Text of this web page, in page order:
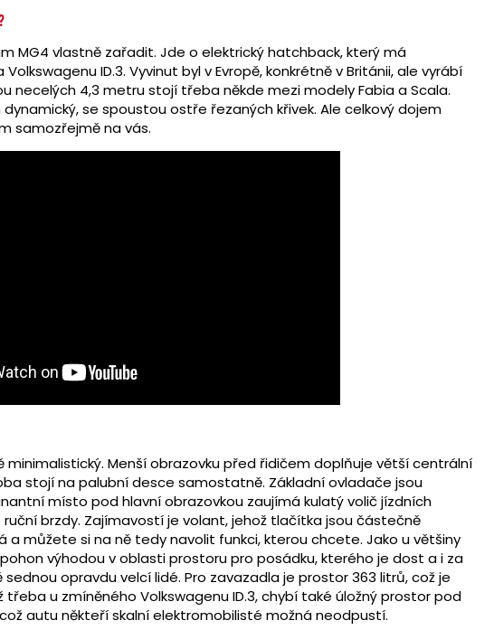
MG4 vlastně zařadit. Jde o elektrický hatchback, který má
ID.3. Vyvinut byl v Evropě, konkrétně v Británii, ale vyrábí
necelých 4,3 metru stojí třeba někde mezi modely Fabia a Scala.
dynamický, se spoustou ostře řezaných křivek. Ale celkový dojem
samozřejmě na vás.
minimalistický. Menší obrazovku před řidičem doplňuje větší centrální
stojí na palubní desce samostatně. Základní ovladače jsou
místo pod hlavní obrazovkou zaujímá kulatý volič jízdních
brzdy. Zajímavostí je volant, jehož tlačítka jsou částečně
a můžete si na ně tedy navolit funkci, kterou chcete. Jako u většiny
výhodou v oblasti prostoru pro posádku, kterého je dost a i za
opravdu velcí lidé. Pro zavazadla je prostor 363 litrů, což je
třeba u zmíněného Volkswagenu ID.3, chybí také úložný prostor pod
autu někteří skalní elektromobilisté možná neodpustí.